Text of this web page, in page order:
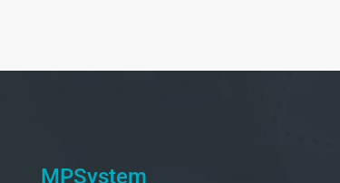
MPSystem